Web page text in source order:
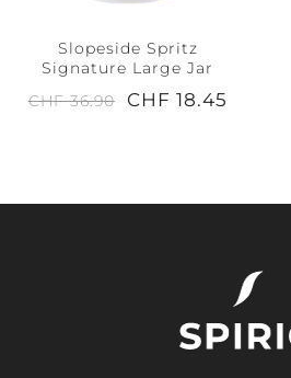
Slopeside Spritz
Signature Large Jar
CHF 36.90
CHF 18.45